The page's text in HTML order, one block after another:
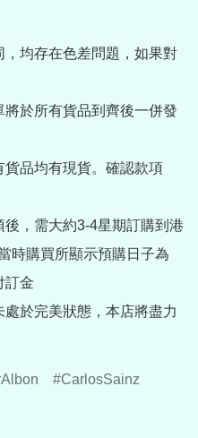
均存在色差問題，如果對
於所有貨品到齊後一併發
品均有現貨。確認款項
，需大約3-4星期訂購到港
時購買所顯示預購日子為
訂金
於完美狀態，本店將盡力
CarlosSainz